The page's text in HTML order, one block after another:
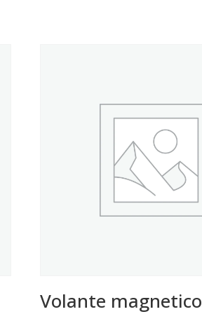
Volante magnetico